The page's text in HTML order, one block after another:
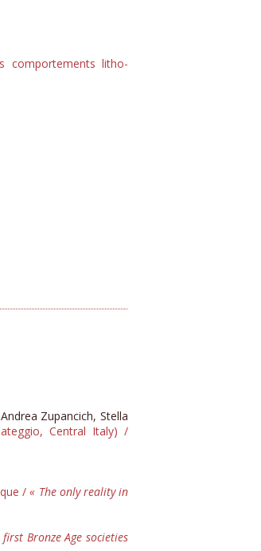
comportements litho-
Zupancich, Stella
Central Italy) /
/ « The only reality in
Bronze Age societies